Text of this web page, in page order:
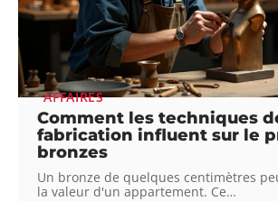
AFFAIRES
Comment les techniques
fabrication influent sur le
bronzes
Un bronze de quelques centimètres
la valeur d'un appartement. Ce…